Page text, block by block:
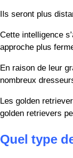
Ils seront plus
Cette intelligence
approche plus
En raison de leur
nombreux
Les golden
golden retrievers
Quel type